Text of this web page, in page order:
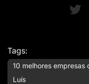
Tags:
10 melhores
Luís